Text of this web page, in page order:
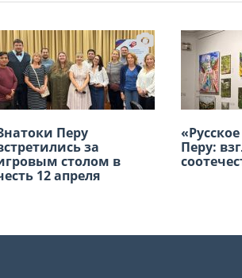
Перу
за
столом в
12 апреля
Перу:
в Русском
в Лиме собрала
количество
В Лиме
Детский